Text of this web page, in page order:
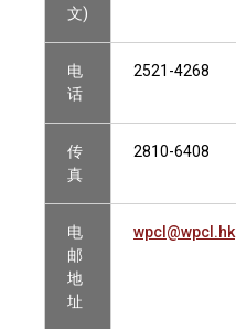
文)
电
话
2521-4268
传
真
2810-6408
电
邮
地
址
wpcl@wpcl.hk